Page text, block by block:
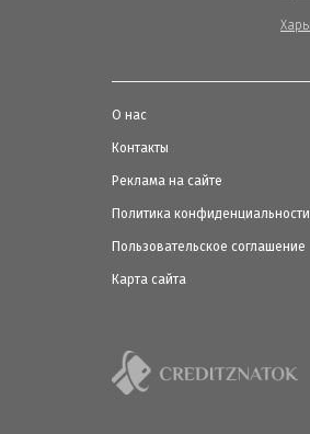
О нас
Контакты
Реклама на сайте
Политика конфиденциальности
Пользовательское соглашение
Карта сайта